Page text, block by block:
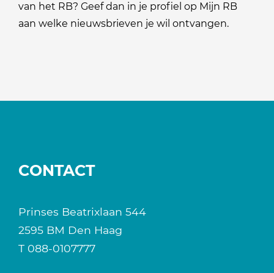
van het RB? Geef dan in je profiel op Mijn RB
aan welke nieuwsbrieven je wil ontvangen.
CONTACT
Prinses Beatrixlaan 544
2595 BM Den Haag
T 088-0107777